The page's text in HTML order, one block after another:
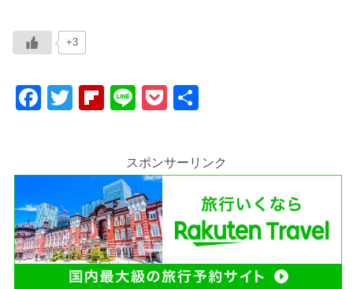
+3
F
e
b
o
o
k
T
er
Fl
o
ar
d
Li
P
et
スポンサーリンク